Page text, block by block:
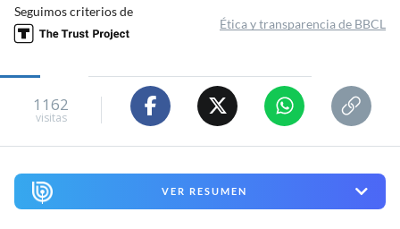
Seguimos criterios de
Ética y transparencia de BBCL
1162
visitas
VER RESUMEN